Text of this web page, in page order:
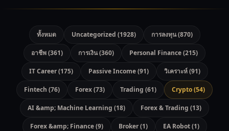
ทั้งหมด Uncategorized (1928) การลงทุน (870)
อาชีพ (361) การเงิน (360) Personal Finance (215)
IT Career (175) Passive Income (91) วิเคราะห์ (91)
Fintech (76) Forex (73) Trading (61) Crypto (54)
AI &amp; Machine Learning (18) Forex & Trading (13)
Forex &amp; Finance (9) Broker (1) EA Robot (1)